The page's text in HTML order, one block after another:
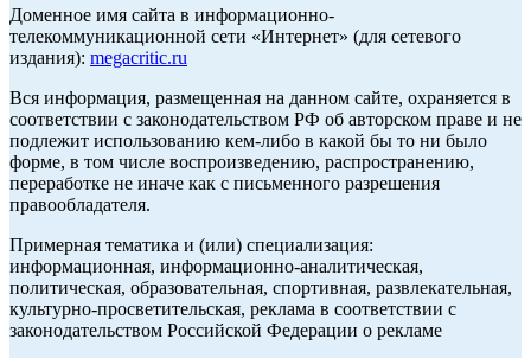
Доменное имя сайта в информационно-
телекоммуникационной сети «Интернет» (для сетевого
издания): megacritic.ru
Вся информация, размещенная на данном сайте, охраняется в
соответствии с законодательством РФ об авторском праве и не
подлежит использованию кем-либо в какой бы то ни было
форме, в том числе воспроизведению, распространению,
переработке не иначе как с письменного разрешения
правообладателя.
Примерная тематика и (или) специализация:
информационная, информационно-аналитическая,
политическая, образовательная, спортивная, развлекательная,
культурно-просветительская, реклама в соответствии с
законодательством Российской Федерации о рекламе